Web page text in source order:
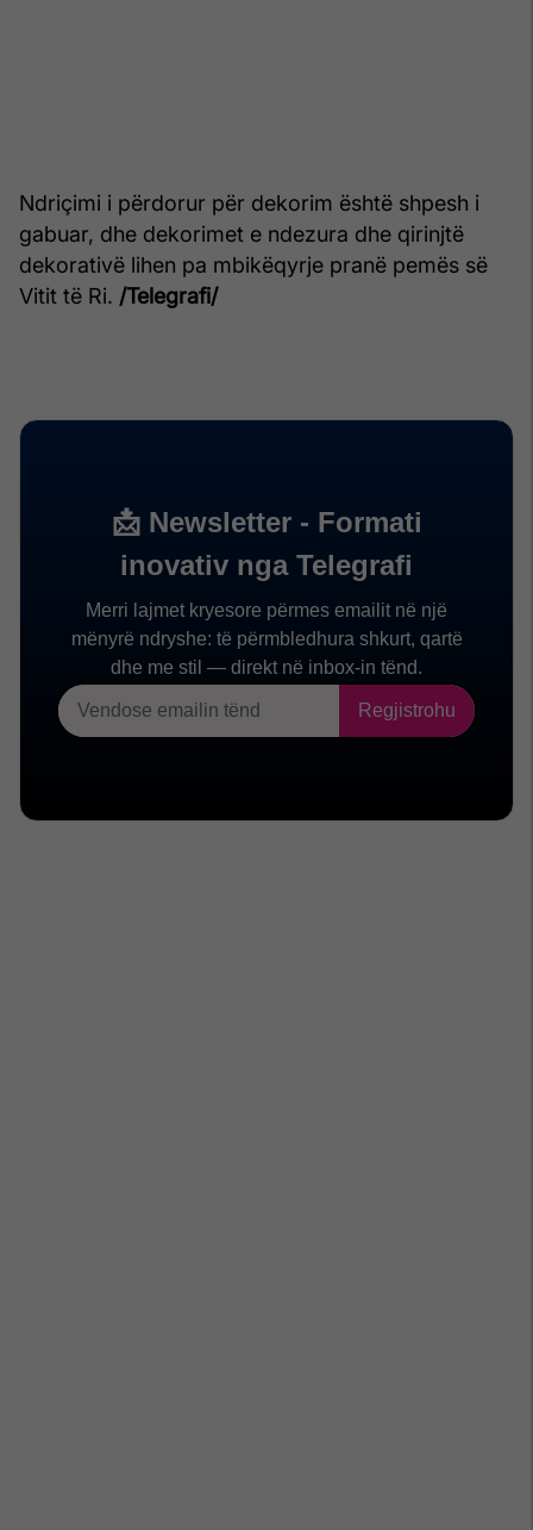
Ndriçimi i përdorur për dekorim është shpesh i
gabuar, dhe dekorimet e ndezura dhe qirinjtë
dekorativë lihen pa mbikëqyrje pranë pemës së
Vitit të Ri. /Telegrafi/